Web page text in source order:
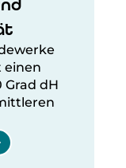
einen
dH